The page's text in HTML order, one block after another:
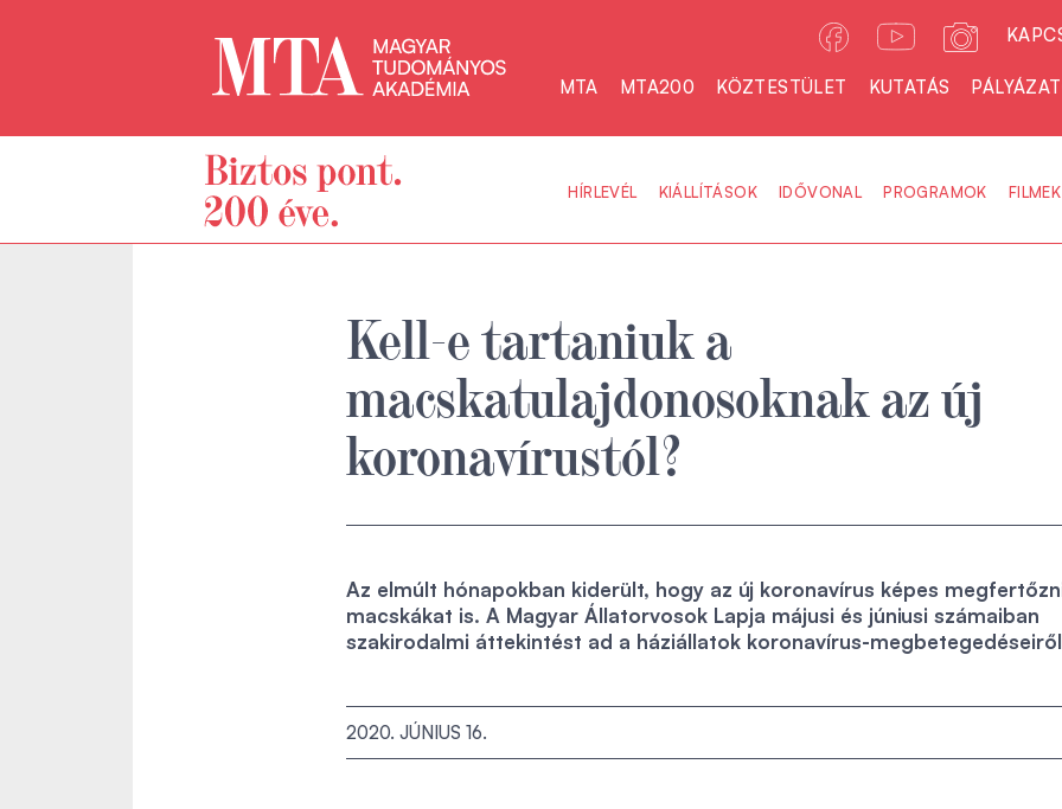
MTA MTA200 KÖZTESTÜLET KUTATÁS
HÍRLEVÉL KIÁLLÍTÁSOK IDŐVONAL PROGRAMOK FILMEK
Kell-e tartaniuk a
macskatulajdonosoknak az új
koronavírustól?
Az elmúlt hónapokban kiderült, hogy az új koronavírus képes
macskákat is. A Magyar Állatorvosok Lapja májusi és júniusi számaiban
szakirodalmi áttekintést ad a háziállatok koronavírus-
2020. JÚNIUS 16.